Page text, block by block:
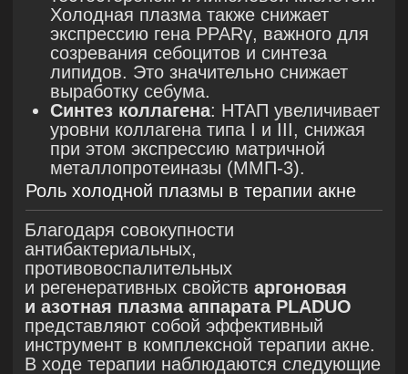
При температуре 42—60°C происходит
денатурация коллагена и эластина,
сокращение белковых волокон
и впоследствии замещение старых
волокон на новые — процесс
неоколлагеногенеза, который в среднем
длится до з месяцев.
• Денатурация белков
• Сокращение белковых волокон
• Замещение старых белковых волокон
на новые
АБЛЯЦИЯ (60°C)
сокращение кожного лоскута, при
проведении процедуры на красной игле
объём выпариваемой ткани
увеличивается. После абляции
запускаются процессы репарации,
усиливается синтез глюкозаминов
и белка. Такой протокол хорошо
зарекомендовал себя для пациентов
с выраженными растяжками, рубцами,
глубокими повреждениями ткани.